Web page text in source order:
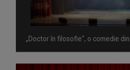
„Doctor în filosofie", o comedie